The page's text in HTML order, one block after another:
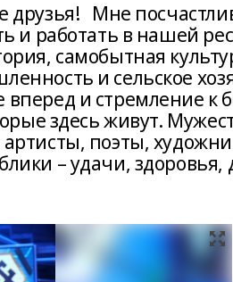
друзья! Мне
и работать в нашей
самобытная
и сельское
и стремление к
здесь живут.
поэты,
– удачи, здоровья,